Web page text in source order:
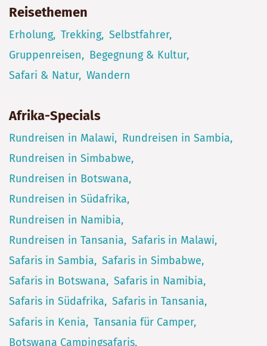
Reisethemen
Erholung Trekking Selbstfahrer
Gruppenreisen
Begegnung & Kultur
Safari & Natur Wandern
Afrika-Specials
Rundreisen in Malawi
Rundreisen in Sambia
Rundreisen in Simbabwe
Rundreisen in Botswana
Rundreisen in Südafrika
Rundreisen in Namibia
Rundreisen in Tansania
Safaris in Malawi
Safaris in Sambia
Safaris in Simbabwe
Safaris in Botswana
Safaris in Namibia
Safaris in Südafrika
Safaris in Tansania
Safaris in Kenia
Tansania für Camper
Botswana Campingsafaris